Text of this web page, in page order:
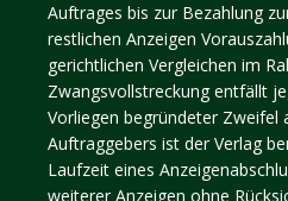
Auftrages bis zur Bezahlung
restlichen Anzeigen
gerichtlichen Vergleichen im
Zwangsvollstreckung entfällt
Vorliegen begründeter Zweifel
Auftraggebers ist der Verlag
Laufzeit eines
weiterer Anzeigen ohne